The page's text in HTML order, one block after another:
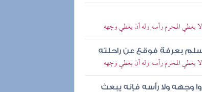
يغطي المحرم رأسه وله أن يغطي وجهه
بعرفة فوقع عن راحلته
يغطي المحرم رأسه وله أن يغطي وجهه
وجهه ولا رأسه فإنه يبعث